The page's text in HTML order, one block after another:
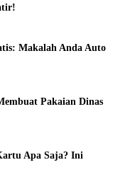
Makalah Anda Auto
Pakaian Dinas
Apa Saja? Ini